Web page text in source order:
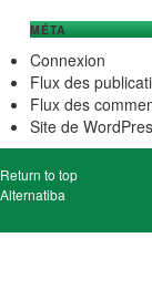
MÉTA
Connexion
Flux des
Flux des
Site de
Return to top
Alternatiba